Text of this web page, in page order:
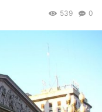
0
539